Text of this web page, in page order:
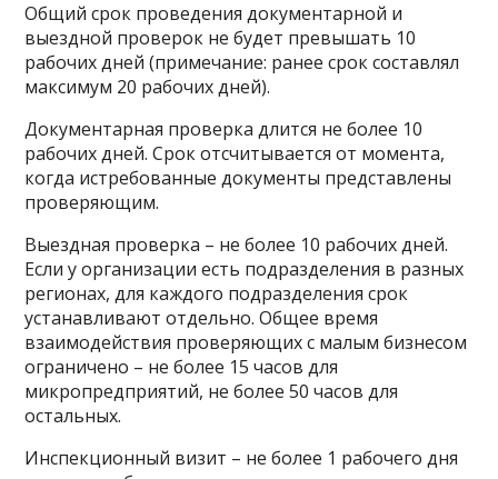
Общий срок проведения документарной и
выездной проверок не будет превышать 10
рабочих дней (примечание: ранее срок составлял
максимум 20 рабочих дней).
Документарная проверка длится не более 10
рабочих дней. Срок отсчитывается от момента,
когда истребованные документы представлены
проверяющим.
Выездная проверка – не более 10 рабочих дней.
Если у организации есть подразделения в разных
регионах, для каждого подразделения срок
устанавливают отдельно. Общее время
взаимодействия проверяющих с малым бизнесом
ограничено – не более 15 часов для
микропредприятий, не более 50 часов для
остальных.
Инспекционный визит – не более 1 рабочего дня